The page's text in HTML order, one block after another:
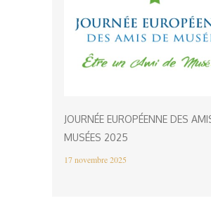
JOURNÉE EUROPÉENNE DES
MUSÉES 2025
17 novembre 2025